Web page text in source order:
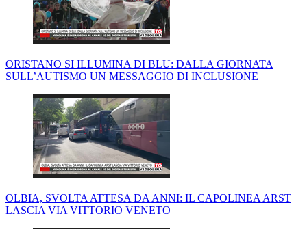
ORISTANO SI ILLUMINA DI BLU: DALLA GIORNATA
SULL’AUTISMO UN MESSAGGIO DI INCLUSIONE
OLBIA, SVOLTA ATTESA DA ANNI: IL CAPOLINEA ARST
LASCIA VIA VITTORIO VENETO